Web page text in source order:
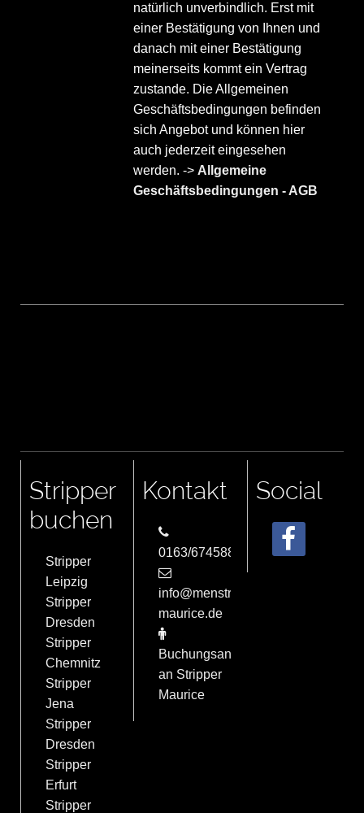
natürlich unverbindlich. Erst mit
einer Bestätigung von Ihnen und
danach mit einer Bestätigung
meinerseits kommt ein Vertrag
zustande. Die Allgemeinen
Geschäftsbedingungen befinden
sich Angebot und können hier
auch jederzeit eingesehen
werden. ->Allgemeine
Geschäftsbedingungen - AGB
Stripper
buchen
Stripper
Leipzig
Stripper
Dresden
Stripper
Chemnitz
Stripper
Jena
Stripper
Dresden
Stripper
Erfurt
Stripper
Kontakt
0163/6745884
info@menstrip-
maurice.de
Buchungsanfrage
an Stripper
Maurice
Social